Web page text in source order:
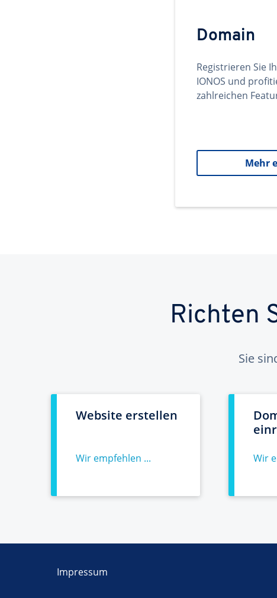
Domain
Registrieren Sie
IONOS und
zahlreichen
Mehr
Richten
Sie
Website erstellen
Wir empfehlen ... Wir
Impressum